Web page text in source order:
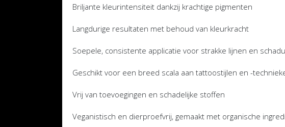
Briljante kleurintensiteit dankzij krachtige pigmenten
Langdurige resultaten met behoud van kleurkracht
Soepele, consistente applicatie voor strakke lijnen en
Geschikt voor een breed scala aan tattoostijlen en -
Vrij van toevoegingen en schadelijke stoffen
Veganistisch en dierproefvrij, gemaakt met organische